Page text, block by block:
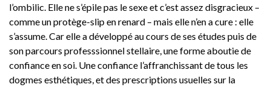
l’ombilic. Elle ne s’épile pas le sexe et c’est assez disgracieux –
comme un protège-slip en renard – mais elle n’en a cure : elle
s’assume. Car elle a développé au cours de ses études puis de
son parcours professsionnel stellaire, une forme aboutie de
confiance en soi. Une confiance l’affranchissant de tous les
dogmes esthétiques, et des prescriptions usuelles sur la